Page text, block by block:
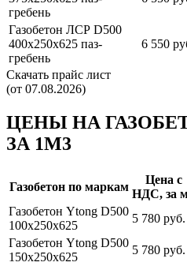
гребень
Газобетон ЛСР D500
400х250х625 паз-
гребень
6 550
Скачать прайс лист
(от 07.08.2026)
ЦЕНЫ НА
ЗА 1М3
Газобетон по маркам
Цена c
НДС, за
Газобетон Ytong D500
100х250х625
5 780 руб.
Газобетон Ytong D500
150х250х625
5 780 руб.